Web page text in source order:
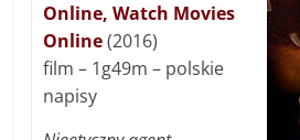
Online, Watch Movies
Online(2016)
film – 1g49m – polskie
napisy